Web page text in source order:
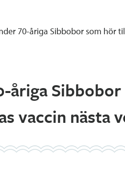
70-åriga Sibbobor som hör
åriga
vaccin nästa